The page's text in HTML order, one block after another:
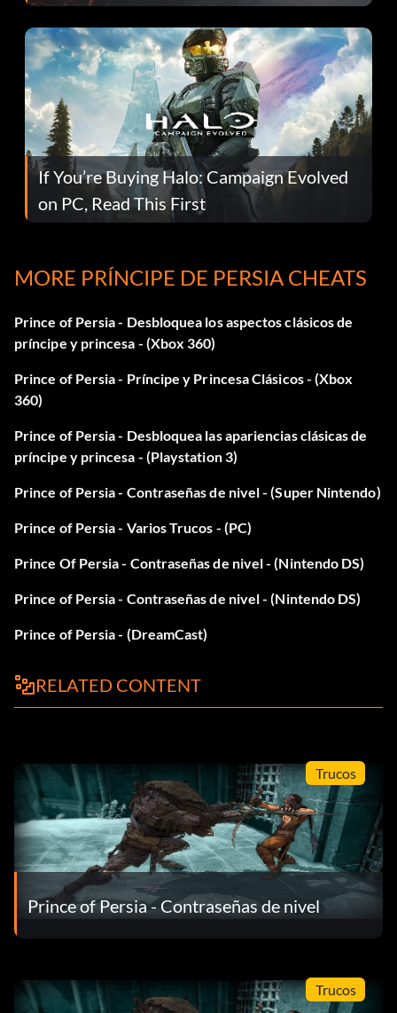
If You’re Buying Halo: Campaign Evolved
on PC, Read This First
MORE PRÍNCIPE DE PERSIA CHEATS
Prince of Persia - Desbloquea los aspectos clásicos de
príncipe y princesa - (Xbox 360)
Prince of Persia - Príncipe y Princesa Clásicos - (Xbox
360)
Prince of Persia - Desbloquea las apariencias clásicas de
príncipe y princesa - (Playstation 3)
Prince of Persia - Contraseñas de nivel - (Super Nintendo)
Prince of Persia - Varios Trucos - (PC)
Prince Of Persia - Contraseñas de nivel - (Nintendo DS)
Prince of Persia - Contraseñas de nivel - (Nintendo DS)
Prince of Persia - (DreamCast)
RELATED CONTENT
Trucos
Prince of Persia - Contraseñas de nivel
Trucos